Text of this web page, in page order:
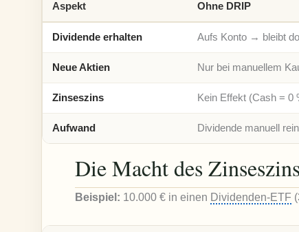
Aspekt Ohne DRIP
Dividende erhalten Aufs Konto → bleibt
Neue Aktien Nur bei manuellem
Zinseszins Kein Effekt (Cash = 0
Aufwand Dividende manuell
Die Macht des
Beispiel: 10.000 € in einen Dividenden-ETF